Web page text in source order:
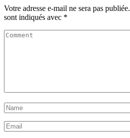
Votre adresse e-mail ne sera pas publiée.
sont indiqués avec *